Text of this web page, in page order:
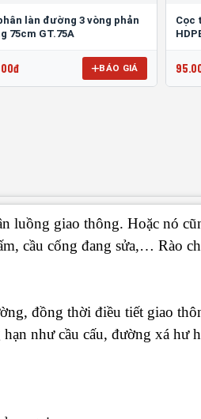
làn đường 3 vòng phản
75cm GT.75A
BÁO GIÁ
Cọc
luồng giao thông. Hoặc nó
cầu cống đang sửa,… Rào
đồng thời điều tiết giao
như cầu cấu, đường xá hư